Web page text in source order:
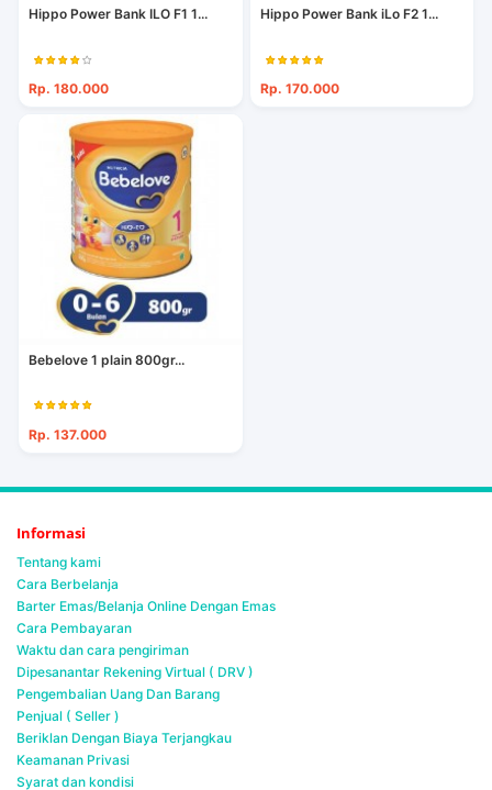
Hippo Power Bank ILO F1 1...
Rp. 180.000
Hippo Power Bank iLo F2 1...
Rp. 170.000
Bebelove 1 plain 800gr...
Rp. 137.000
Informasi
Tentang kami
Cara Berbelanja
Barter Emas/Belanja Online Dengan Emas
Cara Pembayaran
Waktu dan cara pengiriman
Dipesanantar Rekening Virtual ( DRV )
Pengembalian Uang Dan Barang
Penjual ( Seller )
Beriklan Dengan Biaya Terjangkau
Keamanan Privasi
Syarat dan kondisi